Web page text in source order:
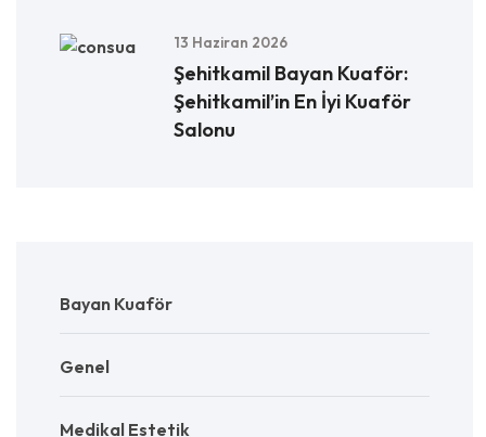
13 Haziran 2026
Şehitkamil Bayan Kuaför:
Şehitkamil’in En İyi Kuaför
Salonu
Bayan Kuaför
Genel
Medikal Estetik